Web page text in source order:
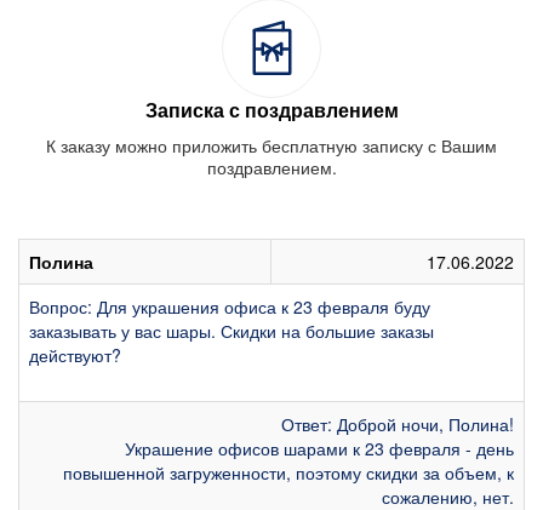
Записка с поздравлением
К заказу можно приложить бесплатную записку с Вашим
поздравлением.
Полина
17.06.2022
Вопрос: Для украшения офиса к 23 февраля буду
заказывать у вас шары. Скидки на большие заказы
действуют?
Ответ: Доброй ночи, Полина!
Украшение офисов шарами к 23 февраля - день
повышенной загруженности, поэтому скидки за объем, к
сожалению, нет.